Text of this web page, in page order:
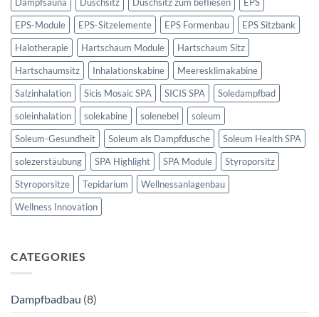
EPS-Module
EPS-Sitzelemente EPS Formenbau
EPS Sitzbank
Halotherapie
Hartschaum Module
Hartschaum Sitz
Hartschaumsitz
Inhalationskabine
Meeresklimakabine
Salzinhalation
Sicis Mosaic SPA SICIS SPA
Soledampfbad
soleinhalation
solekabine solenebel
soleum
Soleum-Gesundheit
Soleum als Dampfdusche
Soleum Health SPA
solezerstäubung
SPA Highlight SPA Module
Styroporsitz
Styroporsitze
Tepidarium
Wellnessanlagenbau
Wellness Innovation
CATEGORIES
Dampfbadbau (8)